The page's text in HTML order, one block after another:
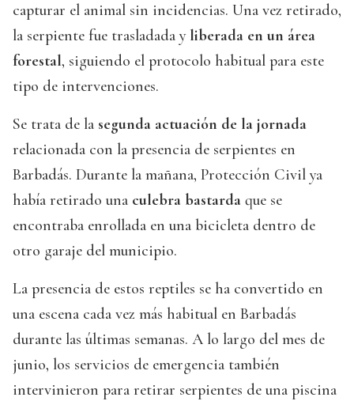
capturar el animal sin incidencias. Una vez retirado,
la serpiente fue trasladada y liberada en un área
forestal, siguiendo el protocolo habitual para este
tipo de intervenciones.
Se trata de la segunda actuación de la jornada
relacionada con la presencia de serpientes en
Barbadás. Durante la mañana, Protección Civil ya
había retirado una culebra bastarda que se
encontraba enrollada en una bicicleta dentro de
otro garaje del municipio.
La presencia de estos reptiles se ha convertido en
una escena cada vez más habitual en Barbadás
durante las últimas semanas. A lo largo del mes de
junio, los servicios de emergencia también
intervinieron para retirar serpientes de una piscina